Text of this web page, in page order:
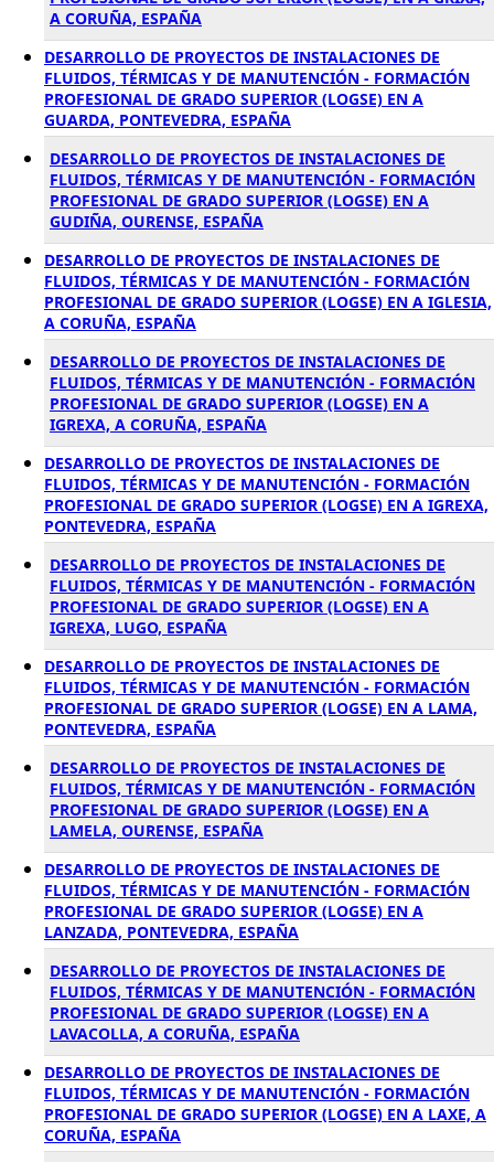
A CORUÑA, ESPAÑA
DESARROLLO DE PROYECTOS DE INSTALACIONES DE
FLUIDOS, TÉRMICAS Y DE MANUTENCIÓN - FORMACIÓN
PROFESIONAL DE GRADO SUPERIOR (LOGSE) EN A
GUARDA, PONTEVEDRA, ESPAÑA
DESARROLLO DE PROYECTOS DE INSTALACIONES DE
FLUIDOS, TÉRMICAS Y DE MANUTENCIÓN - FORMACIÓN
PROFESIONAL DE GRADO SUPERIOR (LOGSE) EN A
GUDIÑA, OURENSE, ESPAÑA
DESARROLLO DE PROYECTOS DE INSTALACIONES DE
FLUIDOS, TÉRMICAS Y DE MANUTENCIÓN - FORMACIÓN
PROFESIONAL DE GRADO SUPERIOR (LOGSE) EN A IGLESIA,
A CORUÑA, ESPAÑA
DESARROLLO DE PROYECTOS DE INSTALACIONES DE
FLUIDOS, TÉRMICAS Y DE MANUTENCIÓN - FORMACIÓN
PROFESIONAL DE GRADO SUPERIOR (LOGSE) EN A
IGREXA, A CORUÑA, ESPAÑA
DESARROLLO DE PROYECTOS DE INSTALACIONES DE
FLUIDOS, TÉRMICAS Y DE MANUTENCIÓN - FORMACIÓN
PROFESIONAL DE GRADO SUPERIOR (LOGSE) EN A IGREXA,
PONTEVEDRA, ESPAÑA
DESARROLLO DE PROYECTOS DE INSTALACIONES DE
FLUIDOS, TÉRMICAS Y DE MANUTENCIÓN - FORMACIÓN
PROFESIONAL DE GRADO SUPERIOR (LOGSE) EN A
IGREXA, LUGO, ESPAÑA
DESARROLLO DE PROYECTOS DE INSTALACIONES DE
FLUIDOS, TÉRMICAS Y DE MANUTENCIÓN - FORMACIÓN
PROFESIONAL DE GRADO SUPERIOR (LOGSE) EN A LAMA,
PONTEVEDRA, ESPAÑA
DESARROLLO DE PROYECTOS DE INSTALACIONES DE
FLUIDOS, TÉRMICAS Y DE MANUTENCIÓN - FORMACIÓN
PROFESIONAL DE GRADO SUPERIOR (LOGSE) EN A
LAMELA, OURENSE, ESPAÑA
DESARROLLO DE PROYECTOS DE INSTALACIONES DE
FLUIDOS, TÉRMICAS Y DE MANUTENCIÓN - FORMACIÓN
PROFESIONAL DE GRADO SUPERIOR (LOGSE) EN A
LANZADA, PONTEVEDRA, ESPAÑA
DESARROLLO DE PROYECTOS DE INSTALACIONES DE
FLUIDOS, TÉRMICAS Y DE MANUTENCIÓN - FORMACIÓN
PROFESIONAL DE GRADO SUPERIOR (LOGSE) EN A
LAVACOLLA, A CORUÑA, ESPAÑA
DESARROLLO DE PROYECTOS DE INSTALACIONES DE
FLUIDOS, TÉRMICAS Y DE MANUTENCIÓN - FORMACIÓN
PROFESIONAL DE GRADO SUPERIOR (LOGSE) EN A LAXE, A
CORUÑA, ESPAÑA